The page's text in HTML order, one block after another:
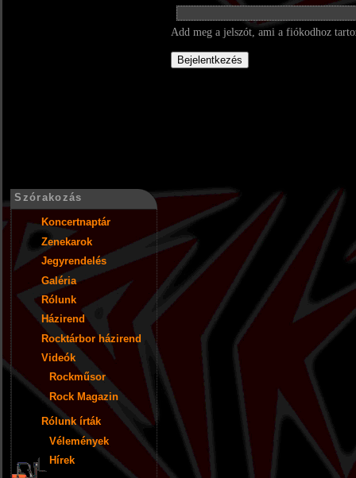
Add meg a jelszót, ami a fiókodhoz
Szórakozás
Koncertnaptár
Zenekarok
Jegyrendelés
Galéria
Rólunk
Házirend
Rocktárbor házirend
Videók
Rockműsor
Rock Magazin
Rólunk írták
Vélemények
Hírek